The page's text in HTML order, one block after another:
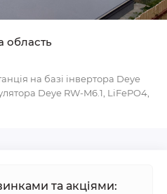
область
на базі інвертора Deye
Deye RW-M6.1, LiFePO4,
та акціями: